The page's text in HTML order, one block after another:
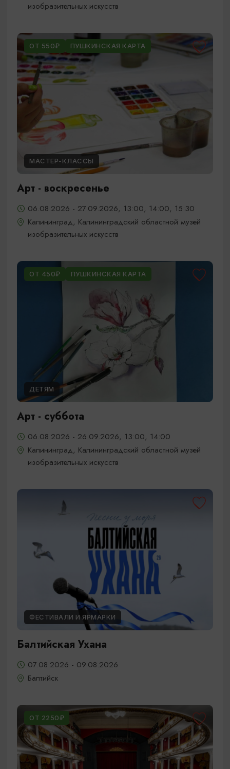
изобразительных искусств
ОТ 550₽ ПУШКИНСКАЯ КАРТА
МАСТЕР-КЛАССЫ
Арт - воскресенье
06.08.2026 - 27.09.2026, 13:00, 14:00, 15:30
Калининград, Калининградский областной музей
изобразительных искусств
ОТ 450₽ ПУШКИНСКАЯ КАРТА
ДЕТЯМ
Арт - суббота
06.08.2026 - 26.09.2026, 13:00, 14:00
Калининград, Калининградский областной музей
изобразительных искусств
ФЕСТИВАЛИ И ЯРМАРКИ
Балтийская Ухана
07.08.2026 - 09.08.2026
Балтийск
ОТ 2250₽